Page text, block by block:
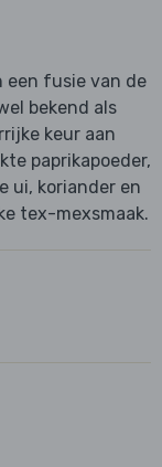
een fusie van de
bekend als
keur aan
paprikapoeder,
ui, koriander en
tex-mexsmaak.